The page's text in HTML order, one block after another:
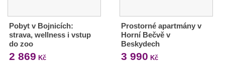
Pobyt v Bojnicích:
strava, wellness i vstup
do zoo
2 869 Kč
Prostorné apartmány v
Horní Bečvě v
Beskydech
3 990 Kč